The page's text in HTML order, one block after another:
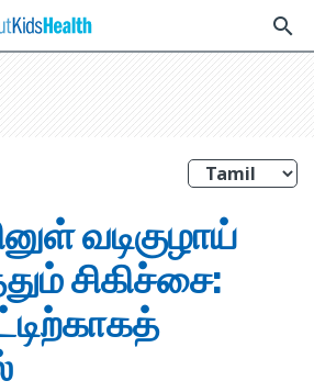
search
வடிகுழாய்
சிகிச்சை: